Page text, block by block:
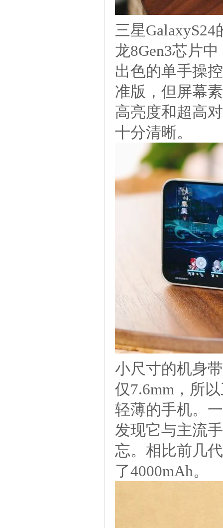
三星
龙8Gen3芯片
出色的单手操
准版，但屏幕
高亮度和超高
十分清晰。
小尺寸的机身
仅7.6mm，所
轻薄的手机。
发现它与主流
忘。相比前几
了4000mAh。